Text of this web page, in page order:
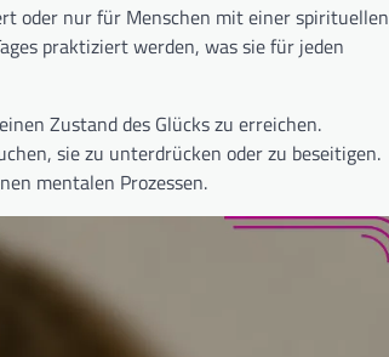
oder nur für Menschen mit einer spirituellen
praktiziert werden, was sie für jeden
Zustand des Glücks zu erreichen.
sie zu unterdrücken oder zu beseitigen.
mentalen Prozessen.